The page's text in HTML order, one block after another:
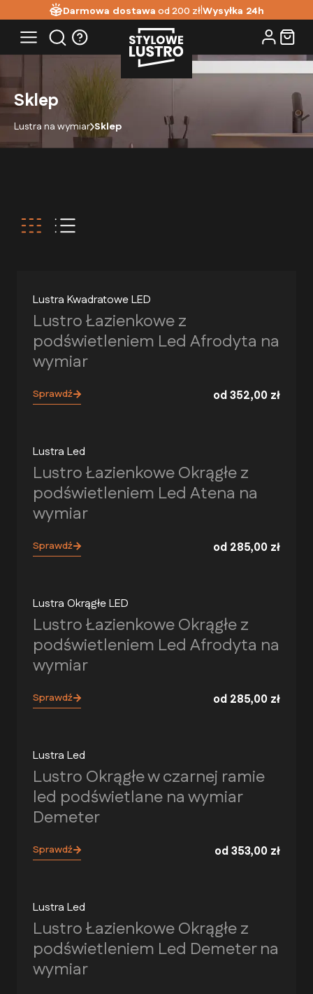
Darmowa dostawa od 200 zł|Wysyłka 24h
Sklep
Lustra na wymiar Sklep
Lustra Kwadratowe LED
Lustro Łazienkowe z
podświetleniem Led Afrodyta na
wymiar
Sprawdź od352,00 zł
Lustra Led
Lustro Łazienkowe Okrągłe z
podświetleniem Led Atena na
wymiar
Sprawdź od 285,00 zł
Lustra Okrągłe LED
Lustro Łazienkowe Okrągłe z
podświetleniem Led Afrodyta na
wymiar
Sprawdź od 285,00 zł
Lustra Led
Lustro Okrągłe w czarnej ramie
led podświetlane na wymiar
Demeter
Sprawdź od353,00 zł
Lustra Led
Lustro Łazienkowe Okrągłe z
podświetleniem Led Demeter na
wymiar